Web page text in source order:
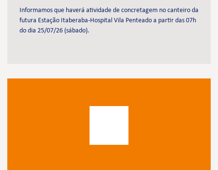
Informamos que haverá atividade de concretagem no canteiro da
futura Estação Itaberaba-Hospital Vila Penteado a partir das 07h
do dia 25/07/26 (sábado).